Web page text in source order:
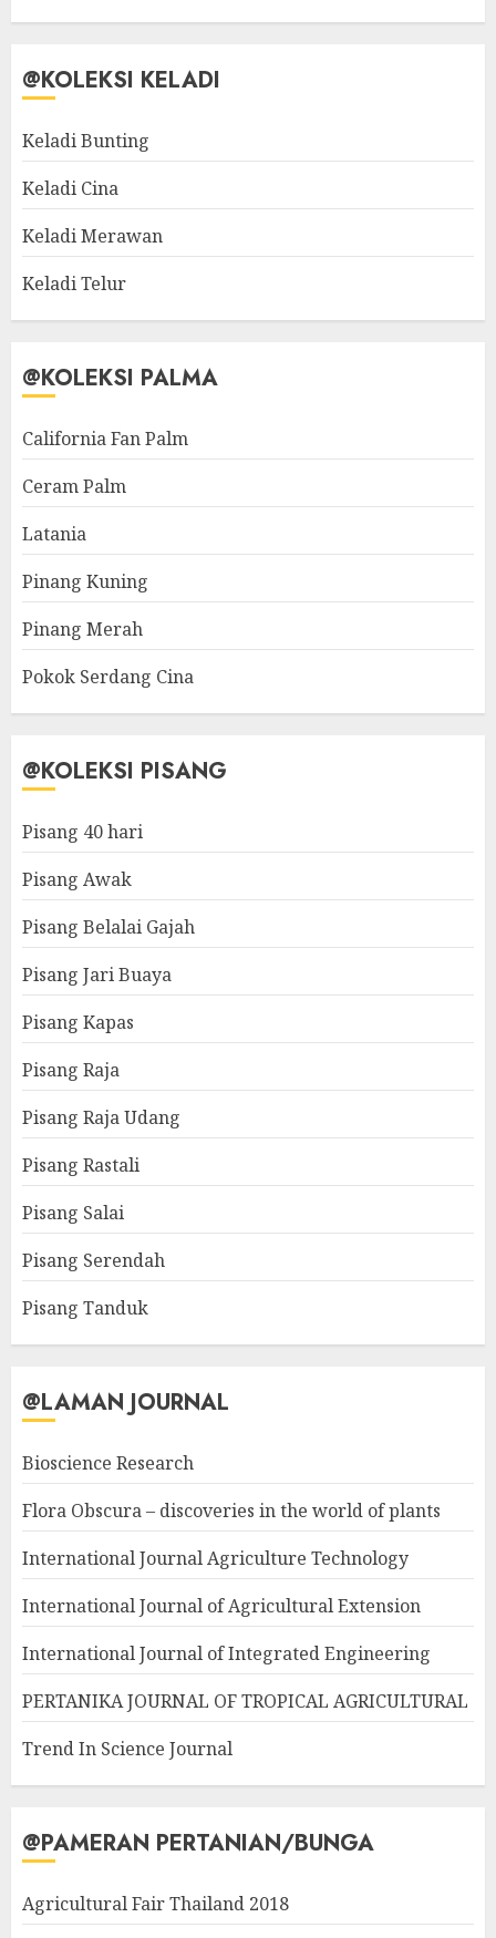
@KOLEKSI KELADI
Keladi Bunting
Keladi Cina
Keladi Merawan
Keladi Telur
@KOLEKSI PALMA
California Fan Palm
Ceram Palm
Latania
Pinang Kuning
Pinang Merah
Pokok Serdang Cina
@KOLEKSI PISANG
Pisang 40 hari
Pisang Awak
Pisang Belalai Gajah
Pisang Jari Buaya
Pisang Kapas
Pisang Raja
Pisang Raja Udang
Pisang Rastali
Pisang Salai
Pisang Serendah
Pisang Tanduk
@LAMAN JOURNAL
Bioscience Research
Flora Obscura – discoveries in the world of plants
International Journal Agriculture Technology
International Journal of Agricultural Extension
International Journal of Integrated Engineering
PERTANIKA JOURNAL OF TROPICAL AGRICULTURAL
Trend In Science Journal
@PAMERAN PERTANIAN/BUNGA
Agricultural Fair Thailand 2018